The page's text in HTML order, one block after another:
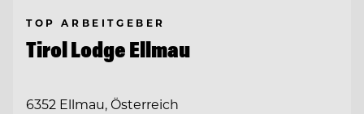
TOP ARBEITGEBER
Tirol Lodge Ellmau
6352 Ellmau, Österreich